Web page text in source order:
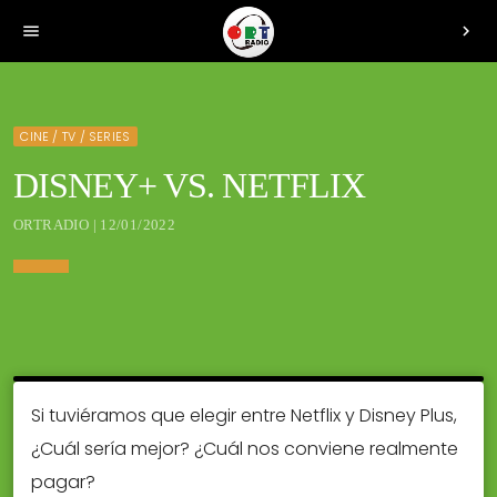
menu chevron_right
CINE / TV / SERIES
DISNEY+ VS. NETFLIX
ORTRADIO | 12/01/2022
Si tuviéramos que elegir entre Netflix y Disney Plus,
¿Cuál sería mejor? ¿Cuál nos conviene realmente
pagar?